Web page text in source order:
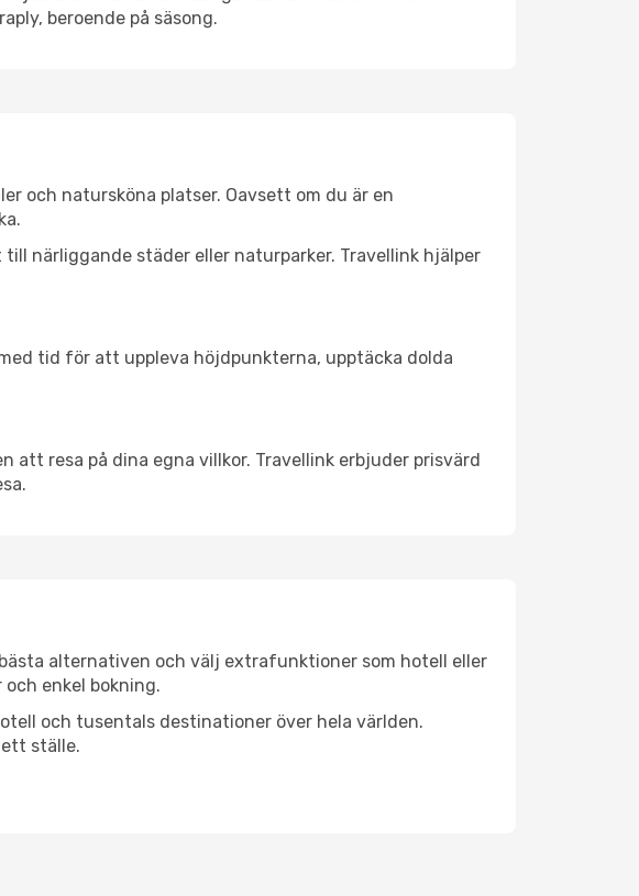
beroende på säsong.
och natursköna platser. Oavsett om du är en
närliggande städer eller naturparker. Travellink hjälper
tid för att uppleva höjdpunkterna, upptäcka dolda
resa på dina egna villkor. Travellink erbjuder prisvärd
alternativen och välj extrafunktioner som hotell eller
enkel bokning.
och tusentals destinationer över hela världen.
ställe.